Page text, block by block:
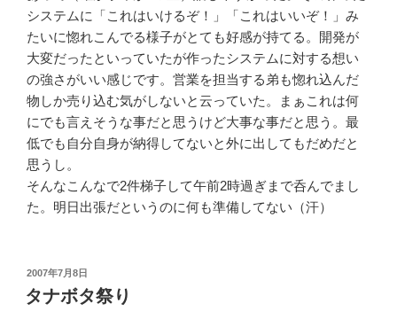
システムに「これはいけるぞ！」「これはいいぞ！」み
たいに惚れこんでる様子がとても好感が持てる。開発が
大変だったといっていたが作ったシステムに対する想い
の強さがいい感じです。営業を担当する弟も惚れ込んだ
物しか売り込む気がしないと云っていた。まぁこれは何
にでも言えそうな事だと思うけど大事な事だと思う。最
低でも自分自身が納得してないと外に出してもだめだと
思うし。
そんなこんなで2件梯子して午前2時過ぎまで呑んでまし
た。明日出張だというのに何も準備してない（汗）
投
稿
日:
2007年7月8日
タナボタ祭り